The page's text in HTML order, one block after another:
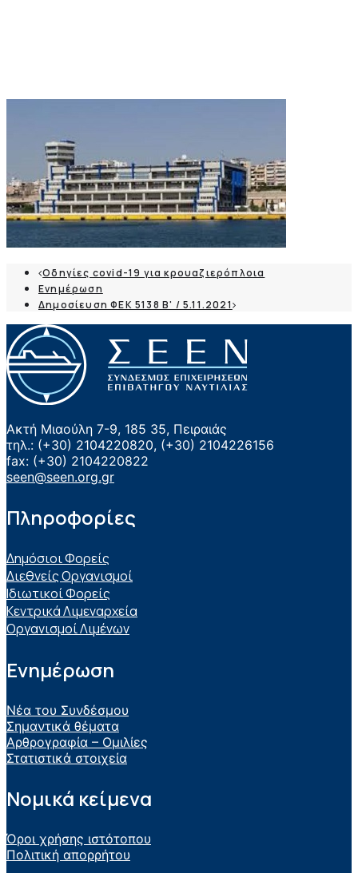
Οδηγίες covid-19 για κρουαζιερόπλοια
Ενημέρωση
Δημοσίευση ΦΕΚ 5138 Β' / 5.11.2021
Ακτή Μιαούλη 7-9, 185 35, Πειραιάς
τηλ.: (+30) 2104220820, (+30) 2104226156
fax: (+30) 2104220822
seen@seen.org.gr
Πληροφορίες
Δημόσιοι Φορείς
Διεθνείς Οργανισμοί
Ιδιωτικοί Φορείς
Κεντρικά Λιμεναρχεία
Οργανισμοί Λιμένων
Ενημέρωση
Νέα του Συνδέσμου
Σημαντικά θέματα
Αρθρογραφία – Ομιλίες
Στατιστικά στοιχεία
Νομικά κείμενα
Όροι χρήσης ιστότοπου
Πολιτική απορρήτου